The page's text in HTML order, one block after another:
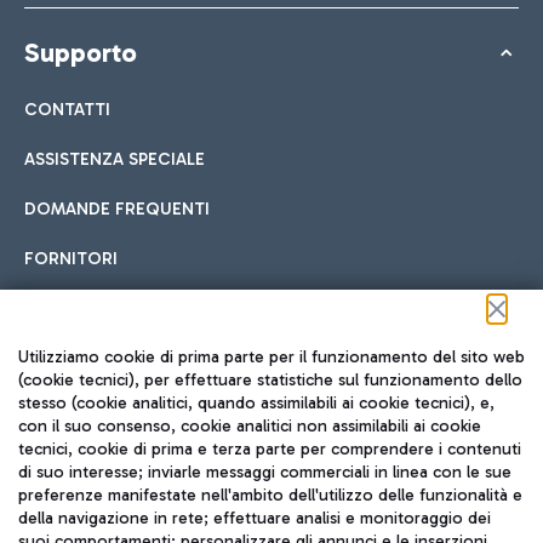
Supporto
CONTATTI
ASSISTENZA SPECIALE
DOMANDE FREQUENTI
FORNITORI
Seguici sui social
TRAVEL JOURNAL
ITA
Utilizziamo cookie di prima parte per il funzionamento del sito web
(cookie tecnici), per effettuare statistiche sul funzionamento dello
stesso (cookie analitici, quando assimilabili ai cookie tecnici), e,
con il suo consenso, cookie analitici non assimilabili ai cookie
tecnici, cookie di prima e terza parte per comprendere i contenuti
di suo interesse; inviarle messaggi commerciali in linea con le sue
preferenze manifestate nell'ambito dell'utilizzo delle funzionalità e
della navigazione in rete; effettuare analisi e monitoraggio dei